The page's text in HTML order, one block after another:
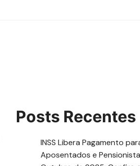
Posts Recentes
INSS Libera Pagamento
Aposentados e